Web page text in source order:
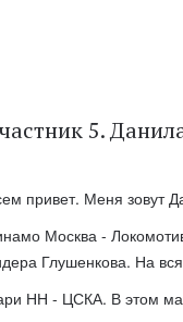
5.
привет. Меня зовут
Москва -
Глушенкова. На
НН - ЦСКА. В этом